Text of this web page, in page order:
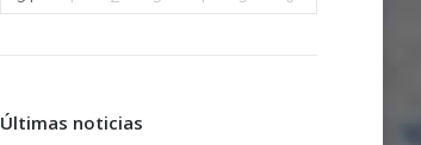
Últimas noticias